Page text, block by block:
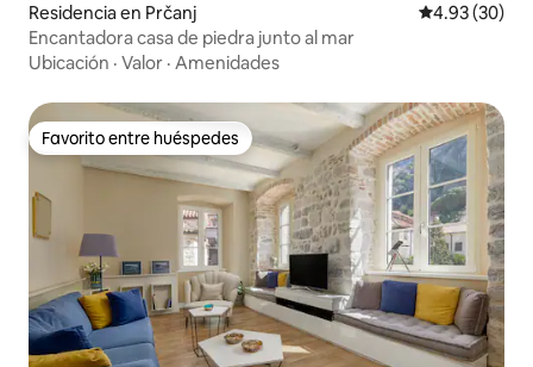
Residencia en Prčanj Calificación
4.93 (30)
Encantadora casa de piedra junto al mar
Ubicación · Valor · Amenidades
Favorito entre huéspedes
Favorito entre huéspedes